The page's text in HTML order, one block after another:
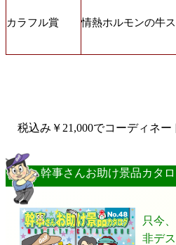
カラフル賞 情熱ホルモンの牛
税込み￥ 21,000でコーディネー
幹事さんお助け景品カタ
只今
非デ